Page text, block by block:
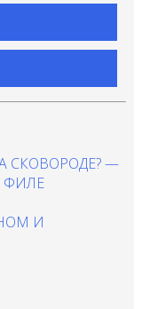
СКОВОРОДЕ? —
ФИЛЕ
И